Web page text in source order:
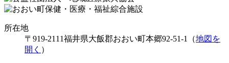
所在地
〒919-2111福井県大飯郡おおい町本郷92-51-1（地図を
開く ）